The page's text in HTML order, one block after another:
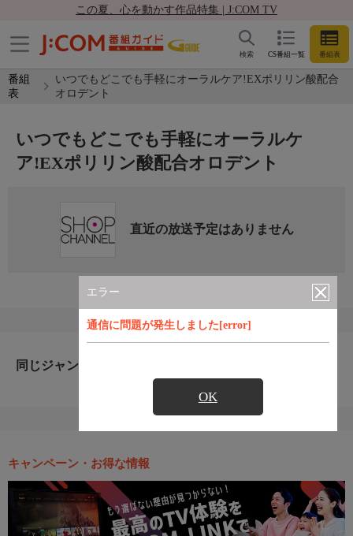
この夏、心を動かす作品特集 | J:COM TV
CS番組一覧 番組表
検索
番組
表
いつでもどこでも手軽にオーラルケア!EXポリリン酸配合
オロデント
エラー
通信に問題が発生しました[error]
OK
いつでもどこでも手軽にオーラルケ
ア!EXポリリン酸配合オロデント
直近の放送予定はありません
同じジャンルのおすすめ番組
キャンペーン・お得な情報